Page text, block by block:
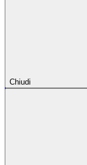
Chiudi